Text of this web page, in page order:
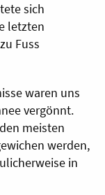
sich
letzten
Fuss
waren uns
vergönnt.
meisten
werden,
in